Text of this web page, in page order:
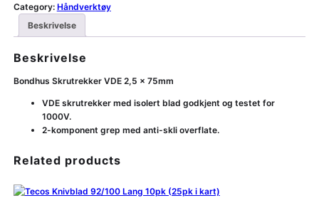
Category: Håndverktøy
Beskrivelse
Beskrivelse
Bondhus Skrutrekker VDE 2,5 x 75mm
VDE skrutrekker med isolert blad godkjent og testet for
1000V.
2-komponent grep med anti-skli overflate.
Related products